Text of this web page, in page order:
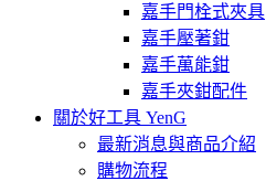
嘉手門栓式夾具
嘉手壓著鉗
嘉手萬能鉗
嘉手夾鉗配件
關於好工具 YenG
最新消息與商品介紹
購物流程